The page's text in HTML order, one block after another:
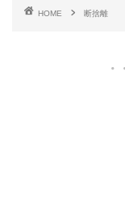
HOME 断捨離